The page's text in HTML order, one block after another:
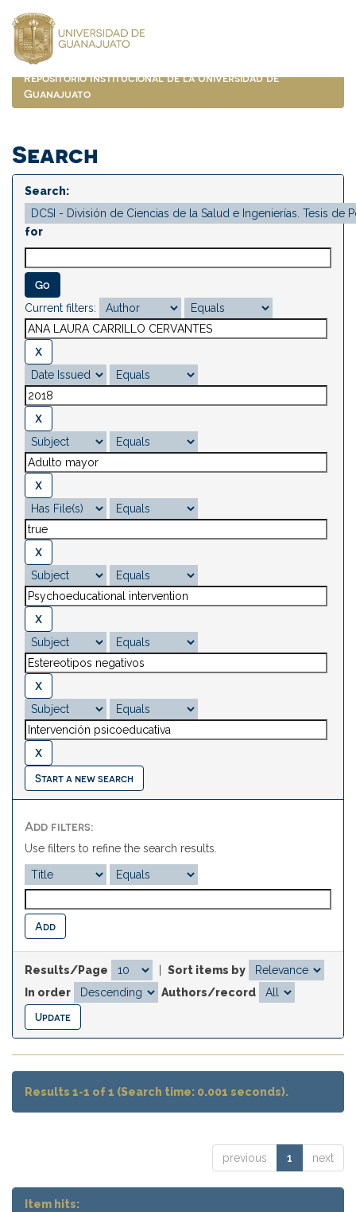
navigation
Repositorio Institucional de la Universidad de
Guanajuato
Search
Search:
for
Current filters:
Start a new search
Add filters:
Use filters to refine the search results.
Results/Page
Sort items by
In order
Authors/record
Results 1-1 of 1 (Search time: 0.001 seconds).
previous 1 next
Item hits: